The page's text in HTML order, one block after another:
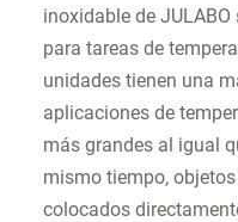
inoxidable de
para tareas de
unidades tienen una
aplicaciones de
más grandes al igual
mismo tiempo,
colocados